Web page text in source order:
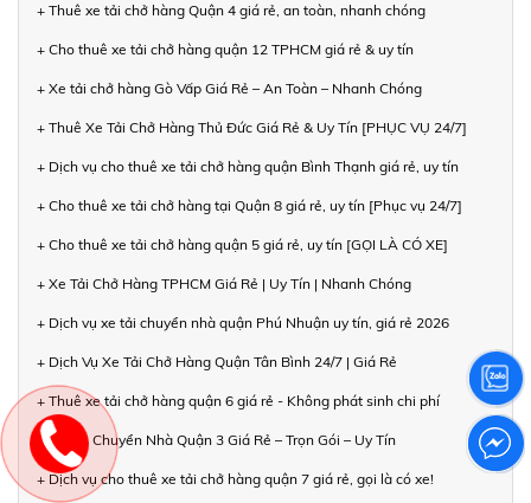
+ Thuê xe tải chở hàng Quận 4 giá rẻ, an toàn, nhanh chóng
+ Cho thuê xe tải chở hàng quận 12 TPHCM giá rẻ & uy tín
+ Xe tải chở hàng Gò Vấp Giá Rẻ – An Toàn – Nhanh Chóng
+ Thuê Xe Tải Chở Hàng Thủ Đức Giá Rẻ & Uy Tín [PHỤC VỤ 24/7]
+ Dịch vụ cho thuê xe tải chở hàng quận Bình Thạnh giá rẻ, uy tín
+ Cho thuê xe tải chở hàng tại Quận 8 giá rẻ, uy tín [Phục vụ 24/7]
+ Cho thuê xe tải chở hàng quận 5 giá rẻ, uy tín [GỌI LÀ CÓ XE]
+ Xe Tải Chở Hàng TPHCM Giá Rẻ | Uy Tín | Nhanh Chóng
+ Dịch vụ xe tải chuyển nhà quận Phú Nhuận uy tín, giá rẻ 2026
+ Dịch Vụ Xe Tải Chở Hàng Quận Tân Bình 24/7 | Giá Rẻ
+ Thuê xe tải chở hàng quận 6 giá rẻ - Không phát sinh chi phí
+ Xe Tải Chuyển Nhà Quận 3 Giá Rẻ – Trọn Gói – Uy Tín
+ Dịch vụ cho thuê xe tải chở hàng quận 7 giá rẻ, gọi là có xe!